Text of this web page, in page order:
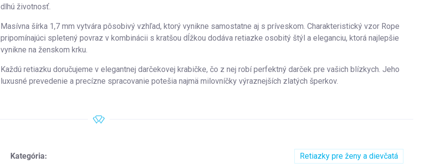
dlhú životnosť.
Masívna šírka 1,7 mm vytvára pôsobivý vzhľad, ktorý vynikne samostatne aj s príveskom. Charakteristický vzor Rope
pripomínajúci spletený povraz v kombinácii s kratšou dĺžkou dodáva retiazke osobitý štýl a eleganciu, ktorá najlepšie
vynikne na ženskom krku.
Každú retiazku doručujeme v elegantnej darčekovej krabičke, čo z nej robí perfektný darček pre vašich blízkych. Jeho
luxusné prevedenie a precízne spracovanie potešia najmä milovníčky výraznejších zlatých šperkov.
Kategória: Retiazky pre ženy a dievčatá